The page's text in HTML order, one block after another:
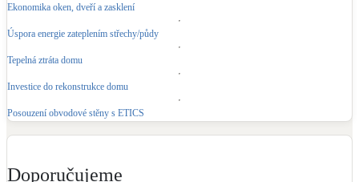
Ekonomika oken, dveří a zasklení
Úspora energie zateplením střechy/půdy
Tepelná ztráta domu
Investice do rekonstrukce domu
Posouzení obvodové stěny s ETICS
Doporučujeme